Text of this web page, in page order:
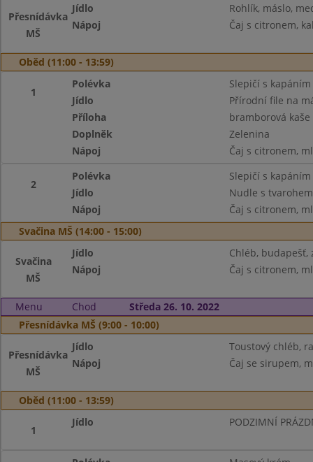
Přesnídávka
MŠ
Jídlo
Rohlík, máslo,
Nápoj
Čaj s citronem,
Oběd (11:00 - 13:59)
1
Polévka
Slepičí s kapáním
Jídlo
Přírodní file na
Příloha
bramborová kaše
Doplněk
Zelenina
Nápoj
Čaj s citronem,
2
Polévka
Slepičí s kapáním
Jídlo
Nudle s
Nápoj
Čaj s citronem,
Svačina MŠ (14:00 - 15:00)
Svačina
MŠ
Jídlo
Chléb, budapešť,
Nápoj
Čaj s citronem,
Menu Chod
Středa 26. 10. 2022
Přesnídávka MŠ (9:00 - 10:00)
Přesnídávka
MŠ
Jídlo
Toustový chléb,
Nápoj
Čaj se sirupem,
Oběd (11:00 - 13:59)
1
Jídlo PODZIMNÍ